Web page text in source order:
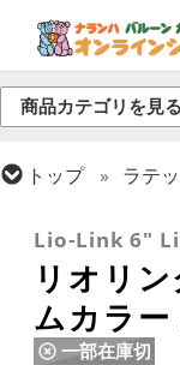
商品カテゴリを見る
トップ ラテ
Lio-Link 6"
リオリ
ムカラー
一部在庫切